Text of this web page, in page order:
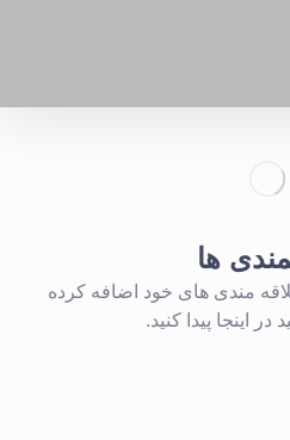
ها
مندی های خود اضافه کرده
در اینجا پیدا کنید.